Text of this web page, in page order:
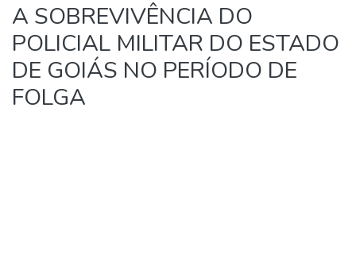
A SOBREVIVÊNCIA DO
POLICIAL MILITAR DO ESTADO
DE GOIÁS NO PERÍODO DE
FOLGA